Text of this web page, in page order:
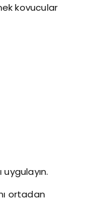
kovucular
ortadan